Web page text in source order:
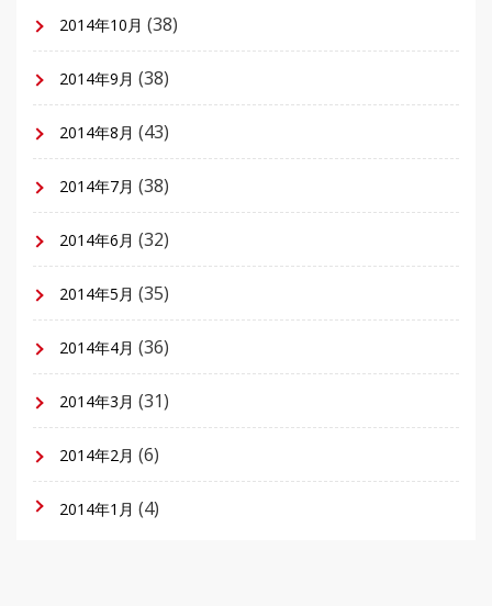
2014年10月 (38)
2014年9月 (38)
2014年8月 (43)
2014年7月 (38)
2014年6月 (32)
2014年5月 (35)
2014年4月 (36)
2014年3月 (31)
2014年2月 (6)
2014年1月 (4)